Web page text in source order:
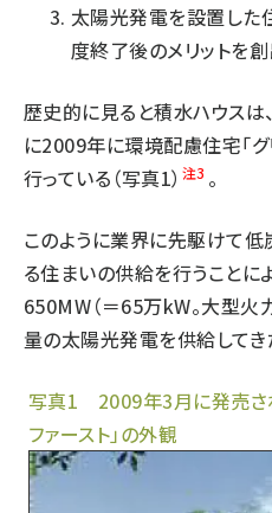
太陽光発電を設置した
度終了後のメリットを創
歴史的に見ると積水ハウスは
に2009年に環境配慮住宅「グ
行っている（写真1） 注3 。
このように業界に先駆けて
る住まいの供給を行うことに
650MW（＝65万kW。大型火
量の太陽光発電を供給してき
写真1 2009年3月に発売さ
ファースト」の外観